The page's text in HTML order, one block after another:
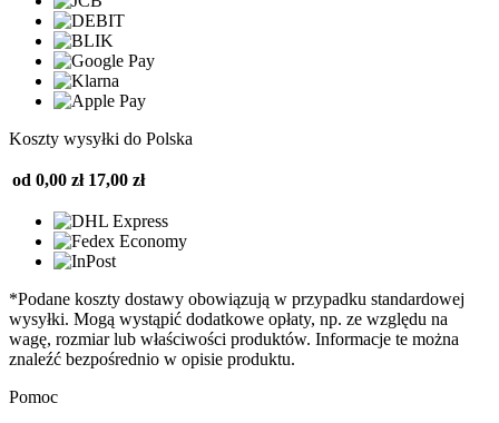
Koszty wysyłki do Polska
od 0,00 zł 17,00 zł
*Podane koszty dostawy obowiązują w przypadku standardowej
wysyłki. Mogą wystąpić dodatkowe opłaty, np. ze względu na
wagę, rozmiar lub właściwości produktów. Informacje te można
znaleźć bezpośrednio w opisie produktu.
Pomoc